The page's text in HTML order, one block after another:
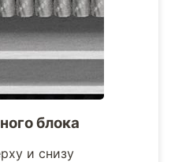
блока
и снизу